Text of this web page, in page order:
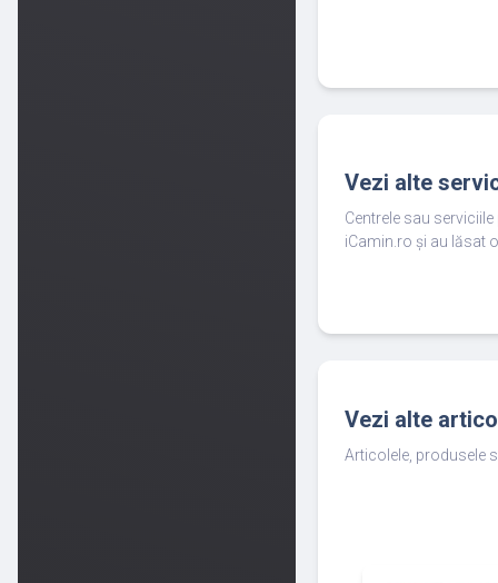
Vezi alte
Centrele sau
iCamin.ro și au lăsat
Vezi alte
Articolele, produsele